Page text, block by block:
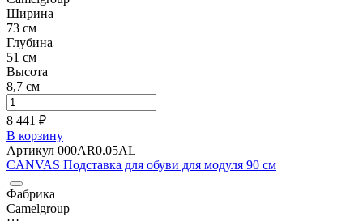
Ширина
73 см
Глубина
51 см
Высота
8,7 см
8 441 ₽
В корзину
Артикул 000AR0.05AL
CANVAS Подставка для обуви для модуля 90 см
Фабрика
Camelgroup